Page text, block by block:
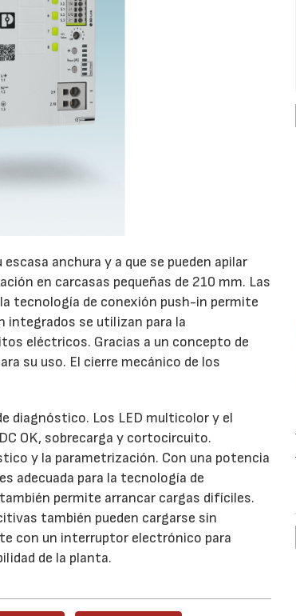
anchura y a que se pueden apilar
en carcasas pequeñas de 210 mm. Las
tecnología de conexión push-in permite
integrados se utilizan para la
eléctricos. Gracias a un concepto de
su uso. El cierre mecánico de los
diagnóstico. Los LED multicolor y el
OK, sobrecarga y cortocircuito.
y la parametrización. Con una potencia
adecuada para la tecnología de
permite arrancar cargas difíciles.
también pueden cargarse sin
con un interruptor electrónico para
de la planta.
29/07/2026